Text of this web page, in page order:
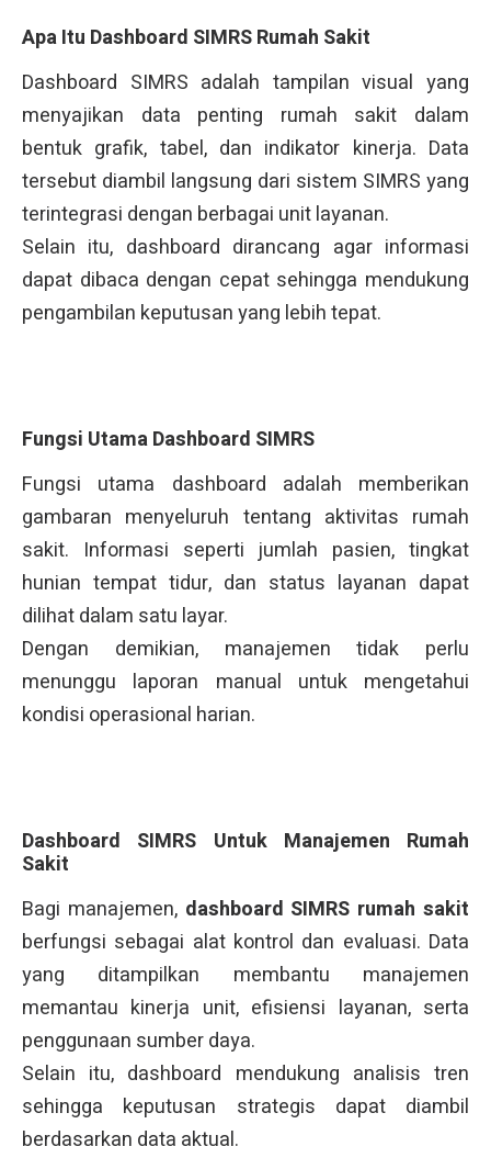
Apa Itu Dashboard SIMRS Rumah Sakit
Dashboard SIMRS adalah tampilan visual yang
menyajikan data penting rumah sakit dalam
bentuk grafik, tabel, dan indikator kinerja. Data
tersebut diambil langsung dari sistem SIMRS yang
terintegrasi dengan berbagai unit layanan.
Selain itu, dashboard dirancang agar informasi
dapat dibaca dengan cepat sehingga mendukung
pengambilan keputusan yang lebih tepat.
Fungsi Utama Dashboard SIMRS
Fungsi utama dashboard adalah memberikan
gambaran menyeluruh tentang aktivitas rumah
sakit. Informasi seperti jumlah pasien, tingkat
hunian tempat tidur, dan status layanan dapat
dilihat dalam satu layar.
Dengan demikian, manajemen tidak perlu
menunggu laporan manual untuk mengetahui
kondisi operasional harian.
Dashboard SIMRS Untuk Manajemen Rumah
Sakit
Bagi manajemen, dashboard SIMRS rumah sakit
berfungsi sebagai alat kontrol dan evaluasi. Data
yang ditampilkan membantu manajemen
memantau kinerja unit, efisiensi layanan, serta
penggunaan sumber daya.
Selain itu, dashboard mendukung analisis tren
sehingga keputusan strategis dapat diambil
berdasarkan data aktual.